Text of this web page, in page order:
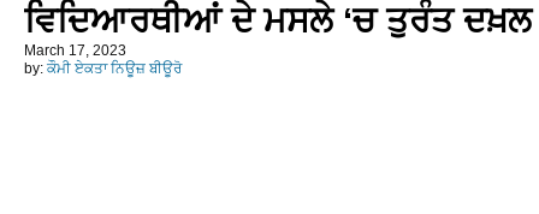
ਵਿਦਿਆਰਥੀਆਂ ਦੇ ਮਸਲੇ ‘ਚ ਤੁਰੰਤ ਦਖ਼ਲ
March 17, 2023
by: ਕੌਮੀ ਏਕਤਾ ਨਿਊਜ਼ ਬੀਊਰੋ